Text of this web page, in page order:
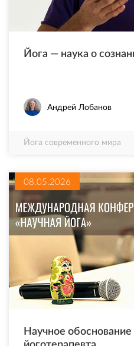
Йога — наука о
Андрей Лобанов
Йога современного мира
Научное обоснование
08.05.2026